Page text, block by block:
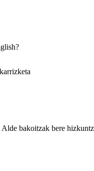
bakoitzak bere